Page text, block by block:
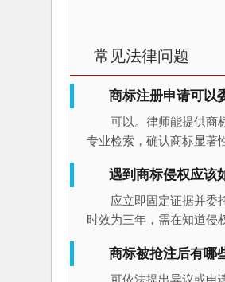
常见法律问题
商标注册申请可以
可以。律师能提供商
专业检索，确认商标显著
遇到商标侵权应该
应立即固定证据并委
时效为三年，需在知道侵
商标被抢注后有哪
可依法提出异议或申